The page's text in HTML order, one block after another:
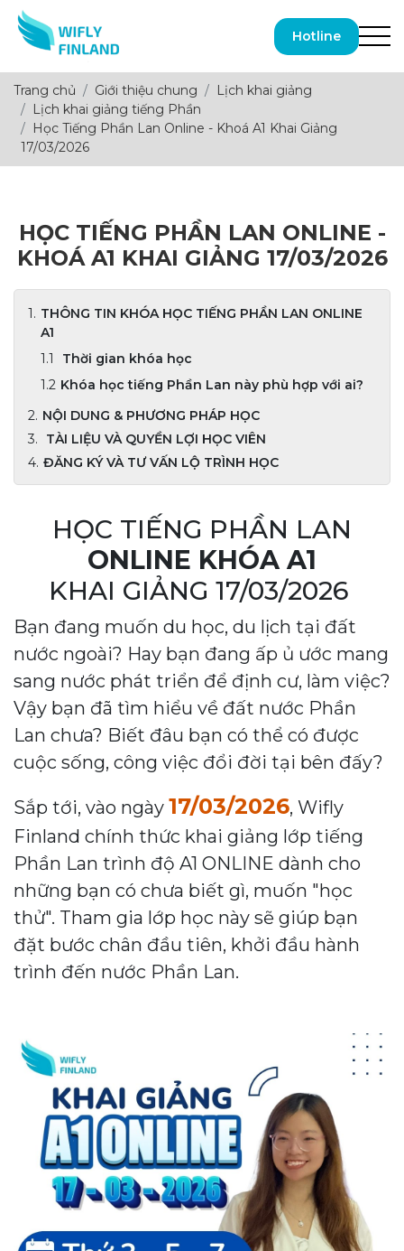
Hotline
Trang chủ Giới thiệu chung
Lịch khai giảng
Lịch khai giảng tiếng Phần
Học Tiếng Phần Lan Online - Khoá A1 Khai Giảng
17/03/2026
HỌC TIẾNG PHẦN LAN ONLINE -
KHOÁ A1 KHAI GIẢNG 17/03/2026
THÔNG TIN KHÓA HỌC TIẾNG PHẦN LAN ONLINE
A1
Thời gian khóa học
Khóa học tiếng Phần Lan này phù hợp với ai?
NỘI DUNG & PHƯƠNG PHÁP HỌC
TÀI LIỆU VÀ QUYỀN LỢI HỌC VIÊN
ĐĂNG KÝ VÀ TƯ VẤN LỘ TRÌNH HỌC
HỌC TIẾNG PHẦN LAN
ONLINE KHÓA A1
KHAI GIẢNG 17/03/2026
Bạn đang muốn du học, du lịch tại đất
nước ngoài? Hay bạn đang ấp ủ ước mang
sang nước phát triển để định cư, làm việc?
Vậy bạn đã tìm hiểu về đất nước Phần
Lan chưa? Biết đâu bạn có thể có được
cuộc sống, công việc đổi đời tại bên đấy?
Sắp tới, vào ngày 17/03/2026, Wifly
Finland chính thức khai giảng lớp tiếng
Phần Lan trình độ A1 ONLINE dành cho
những bạn có chưa biết gì, muốn "học
thử". Tham gia lớp học này sẽ giúp bạn
đặt bước chân đầu tiên, khởi đầu hành
trình đến nước Phần Lan.